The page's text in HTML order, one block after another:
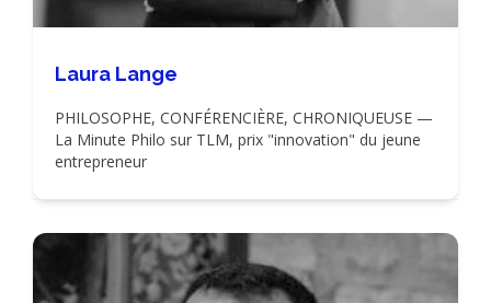
Laura Lange
PHILOSOPHE, CONFÉRENCIÈRE, CHRONIQUEUSE —
La Minute Philo sur TLM, prix "innovation" du jeune
entrepreneur